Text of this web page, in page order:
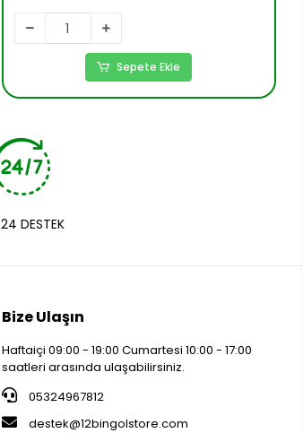
Sepete Ekle
DESTEK
Bize Ulaşın
Haftaiçi 09:00 - 19:00 Cumartesi 10:00 - 17:00
saatleri arasında ulaşabilirsiniz.
05324967812
destek@12bingolstore.com